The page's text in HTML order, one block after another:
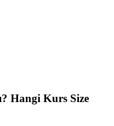
Hangi Kurs Size